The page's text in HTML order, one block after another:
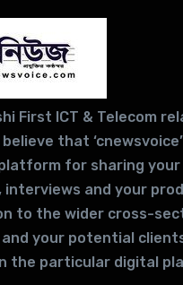
First ICT & Telecom
that
for sharing your
interviews and your
to the wider cross-
your potential
the particular digital